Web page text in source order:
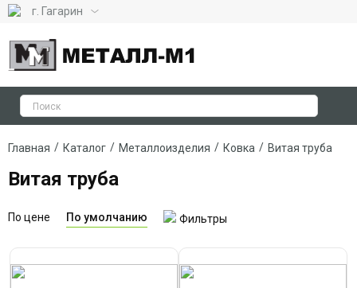
г. Гагарин
Главная / Каталог / Металлоизделия / Ковка / Витая труба
Витая труба
По цене По умолчанию Фильтры